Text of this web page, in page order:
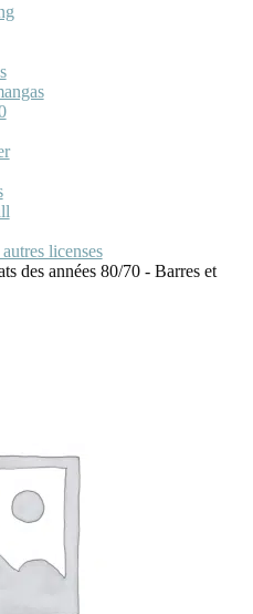
licenses
des années 80/70 - Barres et